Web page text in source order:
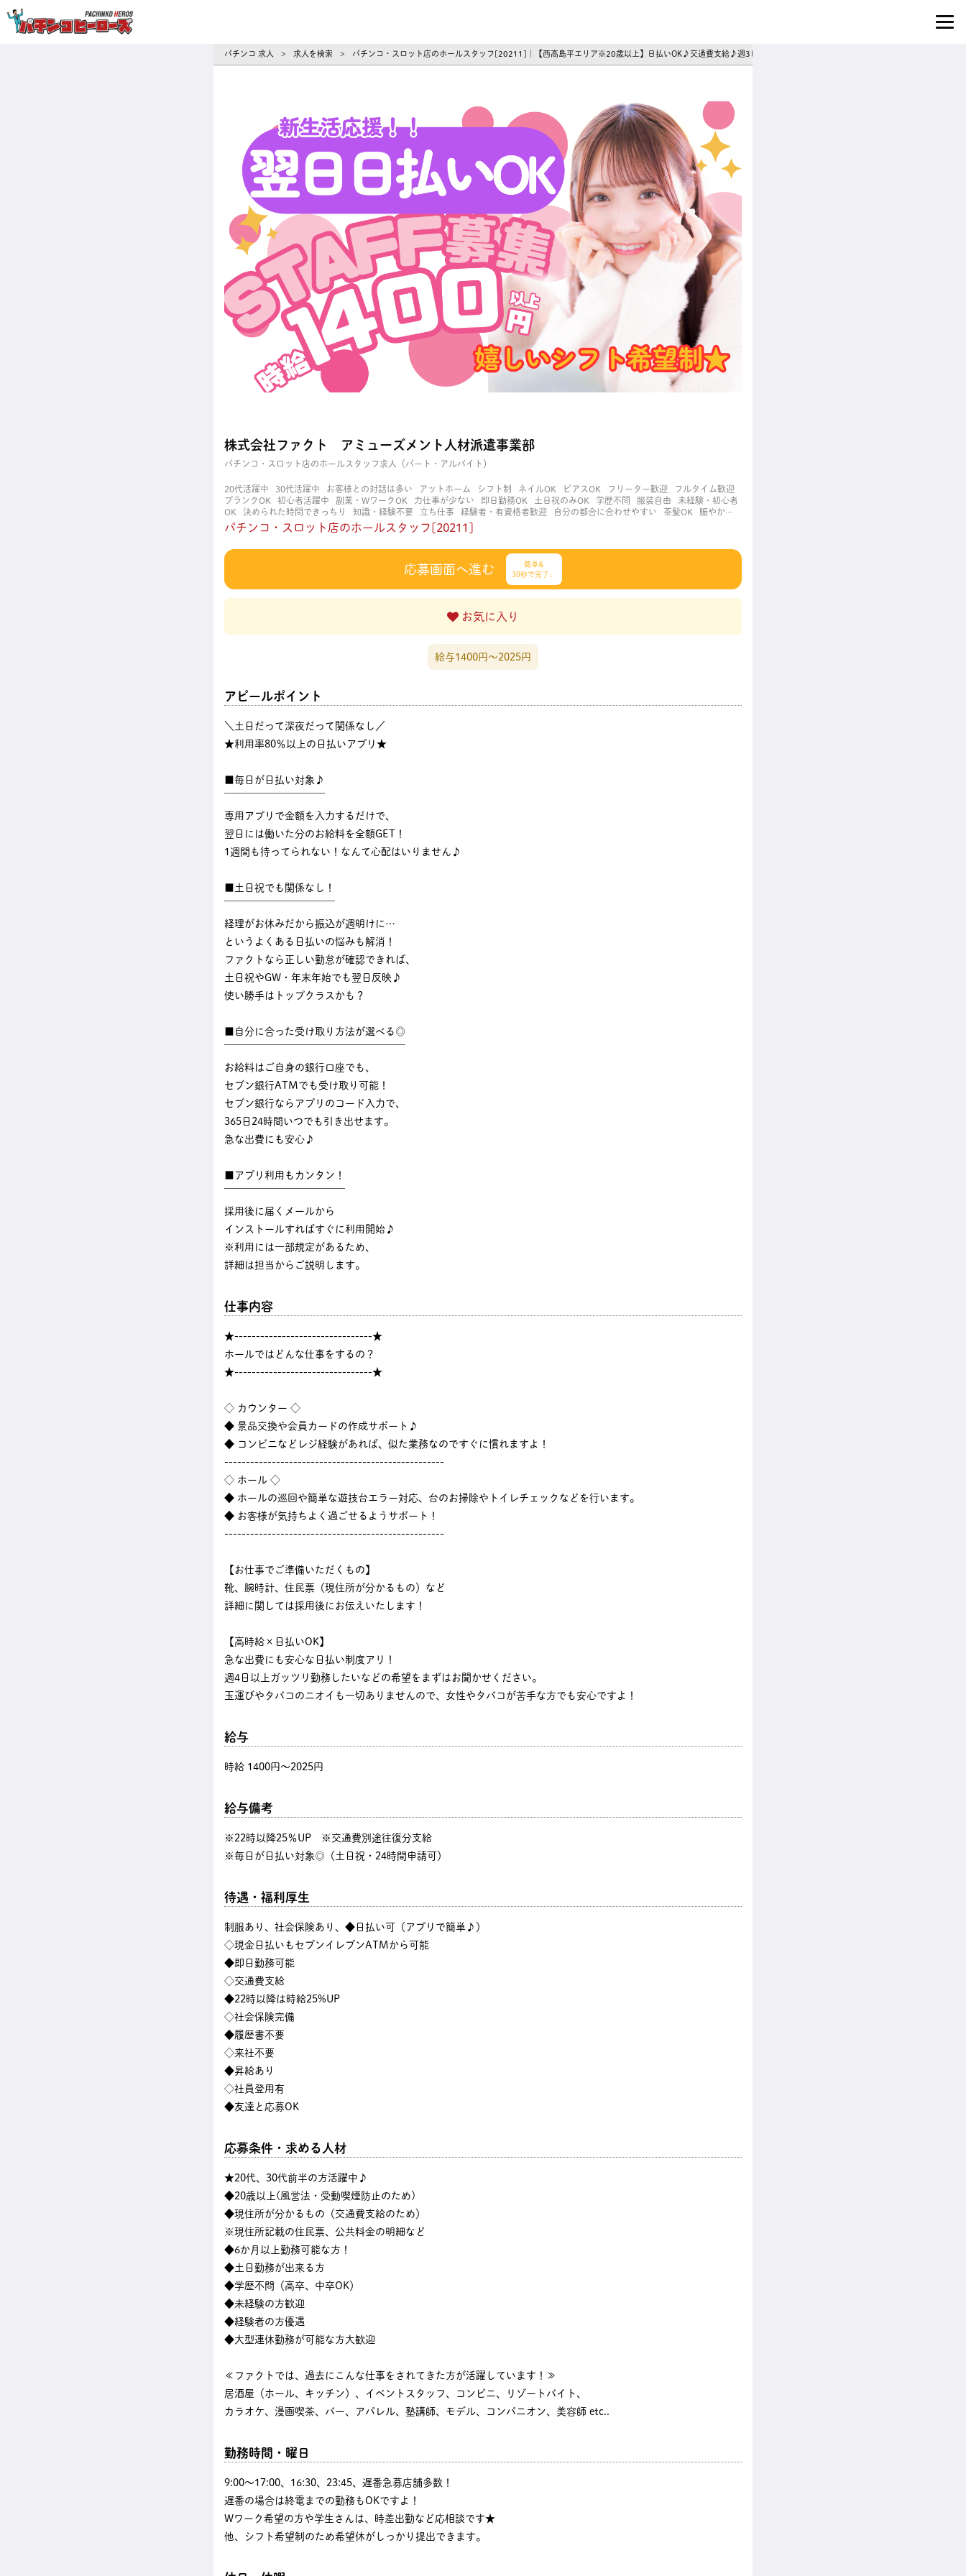
パチンコ 求人 > 求人を検索 > パチンコ・スロット店のホールスタッフ[20211]｜【西高島平エリア※20歳以上】日払いOK♪交通費支給♪週3日～シフト相談◎
株式会社ファクト アミューズメント人材派遣事業部
パチンコ・スロット店のホールスタッフ求人（パート・アルバイト）
20代活躍中 30代活躍中 お客様との対話は多い アットホーム シフト制 ネイルOK ピアスOK フリーター歓迎
フルタイム歓迎
ブランクOK
初心者活躍中 副業・WワークOK 力仕事が少ない 即日勤務OK 土日祝のみOK 学歴不問 服装自由
未経験・初心者
OK
決められた時間できっちり 知識・経験不要 立ち仕事 経験者・有資格者歓迎 自分の都合に合わせやすい 茶髪OK
賑やかな
職場
週4日以上OK 長く働ける 長期歓迎 髪型自由 髪色自由
パチンコ・スロット店のホールスタッフ[20211]
応募画面へ進む
簡単&
30秒で完了♩
お気に入り
給与1400円〜2025円
アピールポイント
＼土日だって深夜だって関係なし／
★利用率80％以上の日払いアプリ★
■毎日が日払い対象♪
専用アプリで金額を入力するだけで、
翌日には働いた分のお給料を全額GET！
1週間も待ってられない！なんて心配はいりません♪
■土日祝でも関係なし！
経理がお休みだから振込が週明けに…
というよくある日払いの悩みも解消！
ファクトなら正しい勤怠が確認できれば、
土日祝やGW・年末年始でも翌日反映♪
使い勝手はトップクラスかも？
■自分に合った受け取り方法が選べる◎
お給料はご自身の銀行口座でも、
セブン銀行ATMでも受け取り可能！
セブン銀行ならアプリのコード入力で、
365日24時間いつでも引き出せます。
急な出費にも安心♪
■アプリ利用もカンタン！
採用後に届くメールから
インストールすればすぐに利用開始♪
※利用には一部規定があるため、
詳細は担当からご説明します。
仕事内容
★--------------------------------★
ホールではどんな仕事をするの？
★--------------------------------★
◇ カウンター ◇
◆ 景品交換や会員カードの作成サポート♪
◆ コンビニなどレジ経験があれば、似た業務なのですぐに慣れますよ！
---------------------------------------------------
◇ ホール ◇
◆ ホールの巡回や簡単な遊技台エラー対応、台のお掃除やトイレチェックなどを行います。
◆ お客様が気持ちよく過ごせるようサポート！
---------------------------------------------------
【お仕事でご準備いただくもの】
靴、腕時計、住民票（現住所が分かるもの）など
詳細に関しては採用後にお伝えいたします！
【高時給×日払いOK】
急な出費にも安心な日払い制度アリ！
週4日以上ガッツリ勤務したいなどの希望をまずはお聞かせください。
玉運びやタバコのニオイも一切ありませんので、女性やタバコが苦手な方でも安心ですよ！
給与
時給 1400円〜2025円
給与備考
※22時以降25％UP ※交通費別途往復分支給
※毎日が日払い対象◎（土日祝・24時間申請可）
待遇・福利厚生
制服あり、社会保険あり、◆日払い可（アプリで簡単♪）
◇現金日払いもセブンイレブンATMから可能
◆即日勤務可能
◇交通費支給
◆22時以降は時給25%UP
◇社会保険完備
◆履歴書不要
◇来社不要
◆昇給あり
◇社員登用有
◆友達と応募OK
応募条件・求める人材
★20代、30代前半の方活躍中♪
◆20歳以上(風営法・受動喫煙防止のため)
◆現住所が分かるもの（交通費支給のため）
※現住所記載の住民票、公共料金の明細など
◆6か月以上勤務可能な方！
◆土日勤務が出来る方
◆学歴不問（高卒、中卒OK）
◆未経験の方歓迎
◆経験者の方優遇
◆大型連休勤務が可能な方大歓迎
≪ファクトでは、過去にこんな仕事をされてきた方が活躍しています！≫
居酒屋（ホール、キッチン）、イベントスタッフ、コンビニ、リゾートバイト、
カラオケ、漫画喫茶、バー、アパレル、塾講師、モデル、コンパニオン、美容師 etc..
勤務時間・曜日
9:00〜17:00、16:30、23:45、遅番急募店舗多数！
遅番の場合は終電までの勤務もOKですよ！
Wワーク希望の方や学生さんは、時差出勤など応相談です★
他、シフト希望制のため希望休がしっかり提出できます。